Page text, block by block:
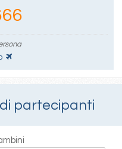
partecipanti